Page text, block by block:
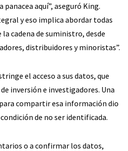
panacea aquí”, aseguró King.
y eso implica abordar todas
cadena de suministro, desde
distribuidores y minoristas”.
el acceso a sus datos, que
inversión e investigadores. Una
compartir esa información dio
de no ser identificada.
o a confirmar los datos,